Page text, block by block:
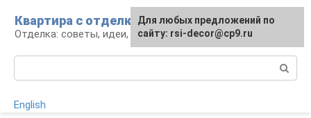
контенту
Квартира с отделкой
Отделка: советы, идеи, материалы
English
Для любых предложений по
сайту: rsi-decor@cp9.ru
Для любых предложений по
сайту: rsi-decor@cp9.ru